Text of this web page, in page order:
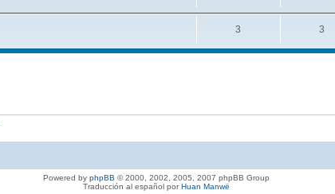
3 3
Powered by phpBB © 2000, 2002, 2005, 2007 phpBB Group
Traducción al español porHuan Manwë